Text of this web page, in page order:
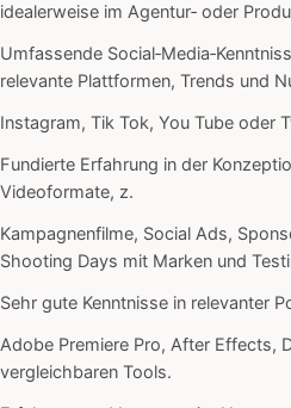
idealerweise im Agentur‑ oder
Umfassende
relevante Plattformen, Trends und
Instagram, Tik Tok, You Tube oder
Fundierte Erfahrung in der
Videoformate, z.
Kampagnenfilme, Social Ads,
Shooting Days mit Marken und
Sehr gute Kenntnisse in relevanter
Adobe Premiere Pro, After Effects,
vergleichbaren Tools.